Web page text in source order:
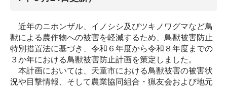
近年のニホンザル、イノシシ及びツキノワグマなど鳥
獣による農作物への被害を軽減するため、鳥獣被害防止
特別措置法に基づき、令和６年度から令和８年度までの
３か年における鳥獣被害防止計画を策定しました。
本計画においては、天童市における鳥獣被害の被害状
況や目撃情報、そして農業協同組合・猟友会および地元